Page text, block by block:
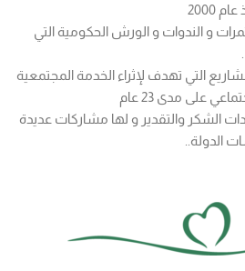
و الندوات و الورش الحكومية التي
التي تهدف لإثراء الخدمة المجتمعية
على مدى 23 عام
الشكر والتقدير و لها مشاركات عديدة
الدولة..